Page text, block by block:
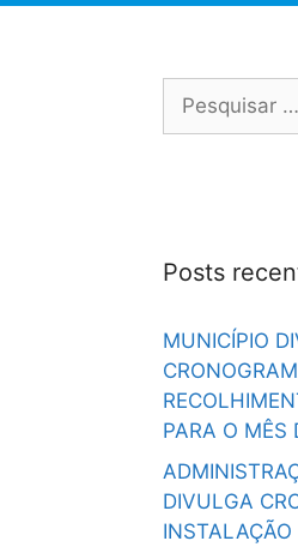
Posts
MUNICÍPIO
PARA O MÊS
DIVULGA
INSTALAÇÃO